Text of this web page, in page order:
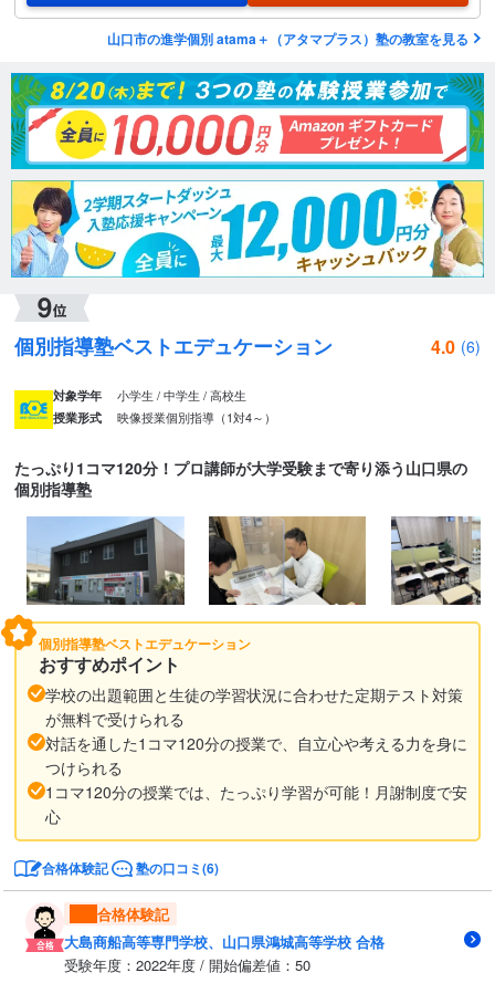
山口市の進学個別 atama＋（アタマプラス）塾の教室を見る
個別指導塾ベストエデュケーション 4.0 (6)
対象学年 小学生 / 中学生 / 高校生
授業形式 映像授業個別指導（1対4～）
たっぷり1コマ120分！プロ講師が大学受験まで寄り添う山口県の
個別指導塾
個別指導塾ベストエデュケーション
おすすめポイント
学校の出題範囲と生徒の学習状況に合わせた定期テスト対策
が無料で受けられる
対話を通した1コマ120分の授業で、自立心や考える力を身に
つけられる
1コマ120分の授業では、たっぷり学習が可能！月謝制度で安
心
合格体験記 塾の口コミ(6)
合格体験記
大島商船高等専門学校、山口県鴻城高等学校 合格
受験年度：2022年度 / 開始偏差値：50